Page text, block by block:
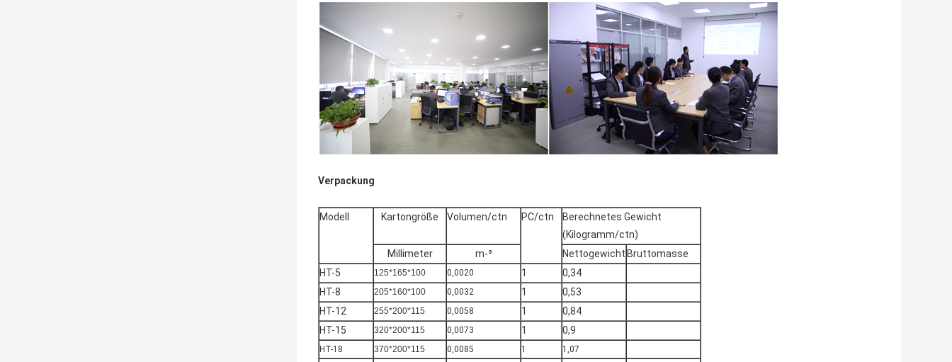
Verpackung
Modell Kartongröße Volumen/ctn PC/ctn
Berechnetes Gewicht
(Kilogramm/ctn)
Millimeter
m-³ Nettogewicht Bruttomasse
HT-5
125*165*100 0,0020 1
0,34
HT-8
205*160*100 0,0032 1
0,53
HT-12
255*200*115 0,0058 1
0,84
HT-15
320*200*115 0,0073 1 0,9
HT-18 370*200*115 0,0085 1
1,07